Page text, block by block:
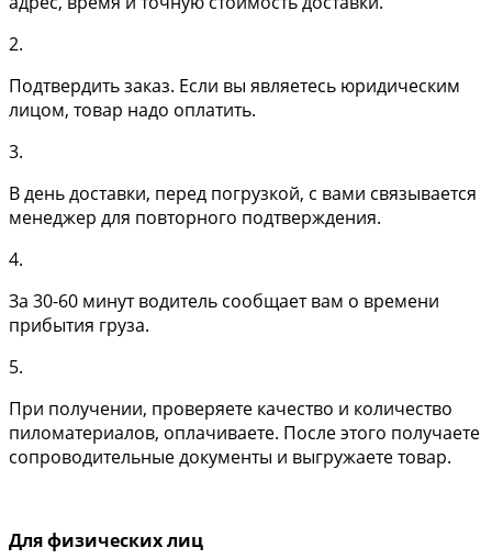
2.
Подтвердить заказ. Если вы являетесь юридическим
лицом, товар надо оплатить.
3.
В день доставки, перед погрузкой, с вами связывается
менеджер для повторного подтверждения.
4.
За 30-60 минут водитель сообщает вам о времени
прибытия груза.
5.
При получении, проверяете качество и количество
пиломатериалов, оплачиваете. После этого получаете
сопроводительные документы и выгружаете товар.
Для физических лиц